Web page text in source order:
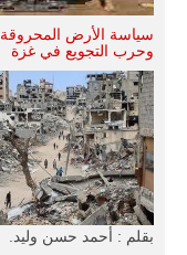
سياسة الأرض المحروقة
وحرب التجويع في غزة
بقلم : أحمد حسن وليد.